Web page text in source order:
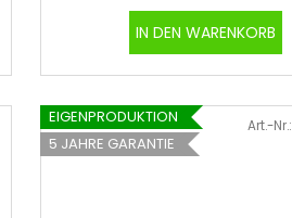
IN DEN WARENKORB
EIGENPRODUKTION
5 JAHRE GARANTIE
Art.-Nr.: